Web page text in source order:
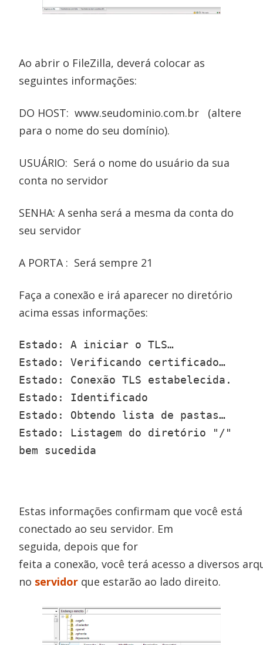
Ao abrir o FileZilla, deverá colocar as
seguintes informações:
DO HOST: www.seudominio.com.br (altere
para o nome do seu domínio).
USUÁRIO: Será o nome do usuário da sua
conta no servidor
SENHA: A senha será a mesma da conta do
seu servidor
A PORTA : Será sempre 21
Faça a conexão e irá aparecer no diretório
acima essas informações:
Estado: A iniciar o TLS…
Estado: Verificando certificado…
Estado: Conexão TLS estabelecida.
Estado: Identificado
Estado: Obtendo lista de pastas…
Estado: Listagem do diretório "/"
bem sucedida
Estas informações confirmam que você está
conectado ao seu servidor. Em
seguida, depois que for
feita a conexão, você terá acesso a diversos
no servidor que estarão ao lado direito.